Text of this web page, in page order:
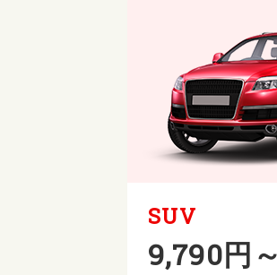
SUV
9,790円～